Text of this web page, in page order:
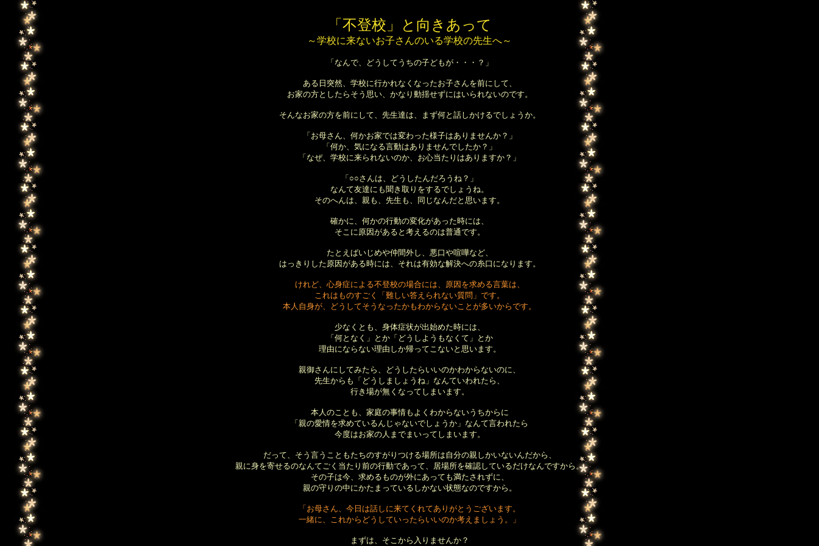
「不登校」と向きあって
～学校に来ないお子さんのいる学校の先生へ～
「なんで、どうしてうちの子どもが・・・？」
ある日突然、学校に行かれなくなったお子さんを前にして、
お家の方としたらそう思い、かなり動揺せずにはいられないのです。
そんなお家の方を前にして、先生達は、まず何と話しかけるでしょうか。
「お母さん、何かお家では変わった様子はありませんか？」
「何か、気になる言動はありませんでしたか？」
「なぜ、学校に来られないのか、お心当たりはありますか？」
「○○さんは、どうしたんだろうね？」
なんて友達にも聞き取りをするでしょうね。
そのへんは、親も、先生も、同じなんだと思います。
確かに、何かの行動の変化があった時には、
そこに原因があると考えるのは普通です。
たとえばいじめや仲間外し、悪口や喧嘩など、
はっきりした原因がある時には、それは有効な解決への糸口になります。
けれど、心身症による不登校の場合には、原因を求める言葉は、
これはものすごく「難しい答えられない質問」です。
本人自身が、どうしてそうなったかもわからないことが多いからです。
少なくとも、身体症状が出始めた時には、
「何となく」とか「どうしようもなくて」とか
理由にならない理由しか帰ってこないと思います。
親御さんにしてみたら、どうしたらいいのかわからないのに、
先生からも「どうしましょうね」なんていわれたら、
行き場が無くなってしまいます。
本人のことも、家庭の事情もよくわからないうちからに
「親の愛情を求めているんじゃないでしょうか」なんて言われたら
今度はお家の人までまいってしまいます。
だって、そう言うこともたちのすがりつける場所は自分の親しかいないんだから、
親に身を寄せるのなんてごく当たり前の行動であって、居場所を確認しているだけなんですから。
その子は今、求めるものが外にあっても満たされずに、
親の守りの中にかたまっているしかない状態なのですから。
「お母さん、今日は話しに来てくれてありがとうございます。
一緒に、これからどうしていったらいいのか考えましょう。」
まずは、そこから入りませんか？